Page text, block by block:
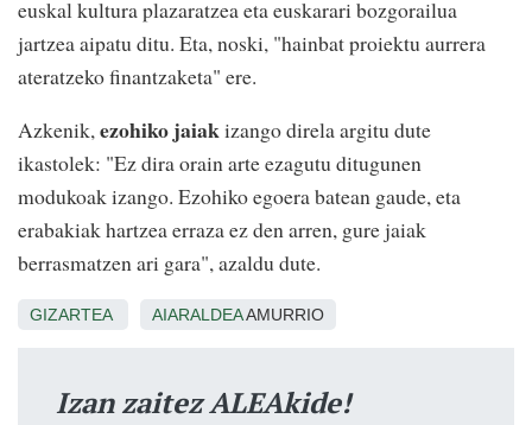
euskal kultura plazaratzea eta euskarari bozgorailua
jartzea aipatu ditu. Eta, noski, "hainbat proiektu aurrera
ateratzeko finantzaketa" ere.
Azkenik,ezohiko jaiakizango direla argitu dute
ikastolek: "Ez dira orain arte ezagutu ditugunen
modukoak izango. Ezohiko egoera batean gaude, eta
erabakiak hartzea erraza ez den arren, gure jaiak
berrasmatzen ari gara", azaldu dute.
GIZARTEA AIARALDEAAMURRIO
Izan zaitez ALEAkide!